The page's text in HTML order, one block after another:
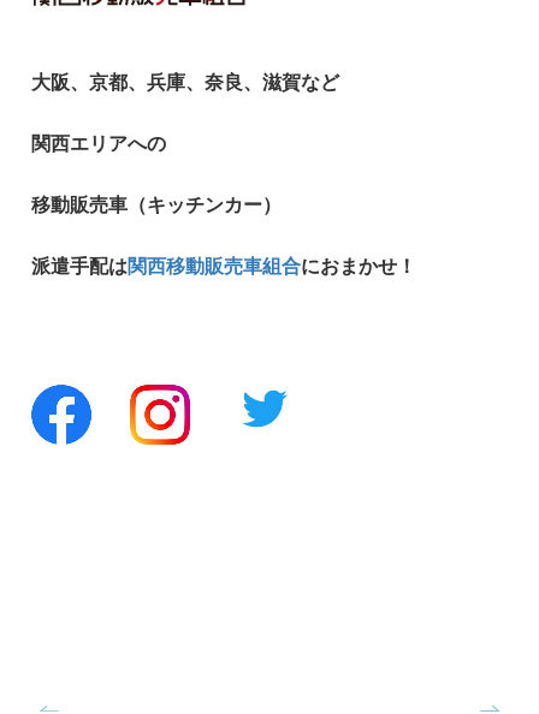
大阪、京都、兵庫、奈良、滋賀など
関西エリアへの
移動販売車（キッチンカー）
派遣手配は関西移動販売車組合におまかせ！